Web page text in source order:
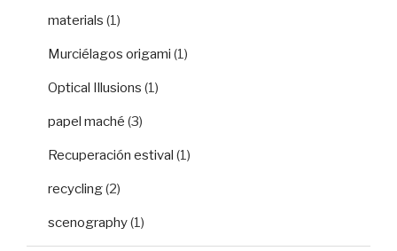
materials (1)
Murciélagos origami (1)
Optical Illusions (1)
papel maché (3)
Recuperación estival (1)
recycling(2)
scenography(1)